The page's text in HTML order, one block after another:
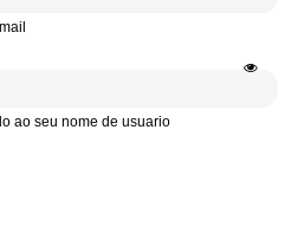
ao seu nome de usuario